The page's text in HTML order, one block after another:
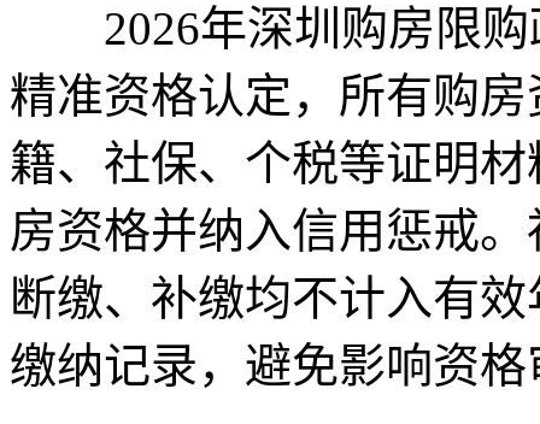
2026年深圳购房限购
精准资格认定，所有购
籍、社保、个税等证明
房资格并纳入信用惩戒
断缴、补缴均不计入有
缴纳记录，避免影响资格